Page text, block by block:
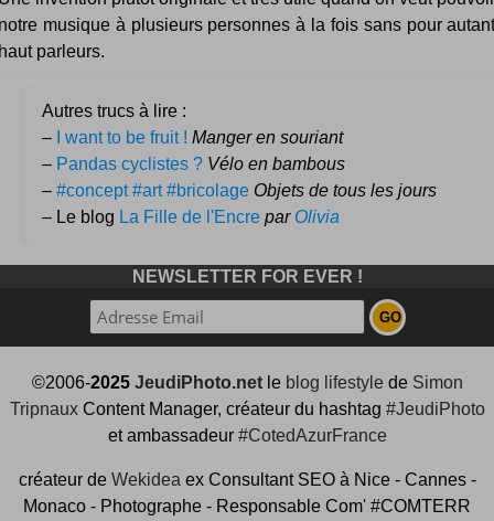
musique à plusieurs personnes à la fois sans pour
parleurs.
Autres trucs à lire :
–
I want to be fruit ! Manger en souriant
– Pandas cyclistes ? Vélo en bambous
– #concept #art #bricolage Objets de tous les jours
– Le blog La Fille de l'Encre par Olivia
NEWSLETTER FOR EVER !
©2006-2025 JeudiPhoto.netle blog lifestylede Simon
TripnauxContent Manager, créateur du hashtag #JeudiPhoto
et ambassadeur #CotedAzurFrance
créateur de Wekidea ex Consultant SEO à Nice - Cannes -
Monaco - Photographe - Responsable Com' #COMTERR